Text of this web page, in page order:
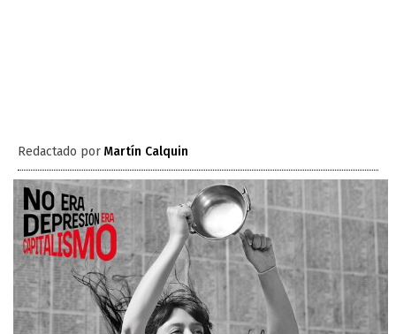
Redactado por Martín Calquin